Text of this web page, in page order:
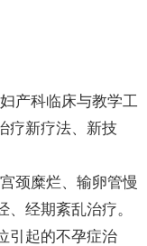
产科临床与教学工
疗新疗法、新技
颈糜烂、输卵管慢
经期紊乱治疗。
引起的不孕症治